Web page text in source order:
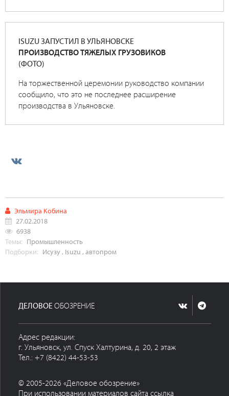
ISUZU ЗАПУСТИЛ В УЛЬЯНОВСКЕ
ПРОИЗВОДСТВО ТЯЖЕЛЫХ ГРУЗОВИКОВ
(ФОТО)
На торжественной церемонии руководство компании
сообщило, что это не последнее расширение
производства в Ульяновске.
Эльмира Кобина
27.02.2018
6938
Темы: Промышленность
Подборки: Исузу, Isuzu ,автопром
ДЕЛОВОЕОБОЗРЕНИЕ
Адрес редакции:
г. Ульяновск, ул. Спуск Халтурина, д. 20, 2 этаж
Тел.: +7 (8422) 44-53-53
© 2005-2026 «Деловое обозрение»
При использовании материалов сайта ссылка